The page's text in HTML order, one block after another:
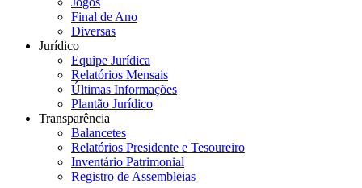
Final de Ano
Diversas
Jurídico
Equipe Jurídica
Relatórios Mensais
Últimas Informações
Plantão Jurídico
Transparência
Balancetes
Relatórios Presidente e Tesoureiro
Inventário Patrimonial
Registro de Assembleias